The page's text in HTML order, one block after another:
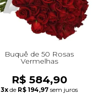
Buquê de 50 Rosas
Vermelhas
R$ 584,90
3x de R$ 194,97 sem juros